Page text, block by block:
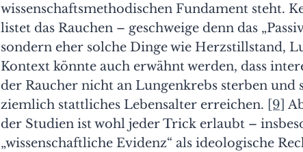
wissenschaftsmethodischen Fundament steht.
listet das Rauchen – geschweige denn das
sondern eher solche Dinge wie Herzstillstand,
Kontext könnte auch erwähnt werden, dass
der Raucher nicht an Lungenkrebs sterben und
ziemlich stattliches Lebensalter erreichen. [9]
der Studien ist wohl jeder Trick erlaubt –
„wissenschaftliche Evidenz“ als ideologische